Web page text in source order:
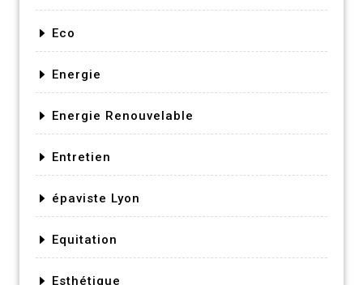
Eco
Energie
Energie Renouvelable
Entretien
épaviste Lyon
Equitation
Esthétique